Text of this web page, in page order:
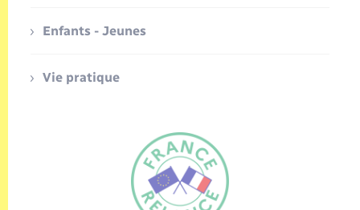
Enfants - Jeunes
Vie pratique